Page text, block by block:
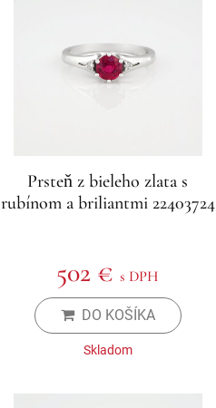
Prsteň z bieleho zlata s
rubínom a briliantmi 22403724
502 €s DPH
DO KOŠÍKA
Skladom